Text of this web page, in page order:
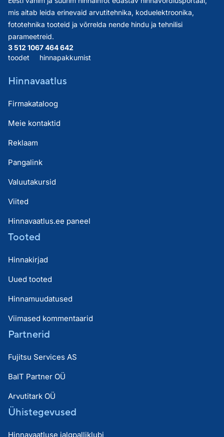
mis aitab leida erinevaid arvutitehnika, koduelektroonika,
fototehnika tooteid ja võrrelda nende hindu ja tehnilisi
parameetreid.
3 512 106
toodet
7 464 642
hinnapakkumist
Hinnavaatlus
Firmakataloog
Meie kontaktid
Reklaam
Pangalink
Valuutakursid
Viited
Hinnavaatlus.ee paneel
Tooted
Hinnakirjad
Uued tooted
Hinnamuudatused
Viimased kommentaarid
Partnerid
Fujitsu Services AS
BaIT Partner OÜ
Arvutitark OÜ
Ühistegevused
Hinnavaatluse jalgpalliklubi